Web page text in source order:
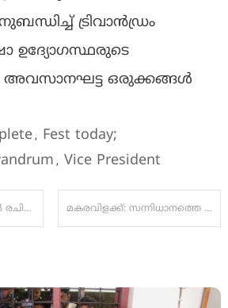
ട്രിവാന്‍ഡ്രം
ഉദ്യോഗസ്ഥരുടെ
അവസാനഘട്ട ഒരുക്കങ്ങള്‍
, Fest today;
, Vice President
പ്രകാശനം ചെയ്യുന്നു മകരവിളക്ക്: സന്നിധാനത്തെ ആഴി ശുചീകരിച്ചു